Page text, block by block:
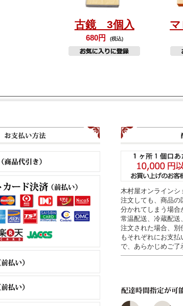
古鏡 3個入
680円 (税込)
木村屋オンラインシ
注文しても、商品の
分かれてしまう場合
常温配送、冷蔵配送
注文された場合、別
もそれぞれにお支
で、あらかじめご了